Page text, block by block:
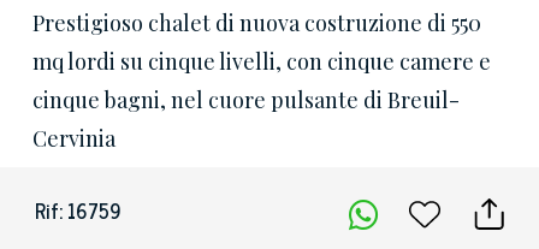
Prestigioso chalet di nuova costruzione di 550
mq lordi su cinque livelli, con cinque camere e
cinque bagni, nel cuore pulsante di Breuil-
Cervinia
Rif: 16759